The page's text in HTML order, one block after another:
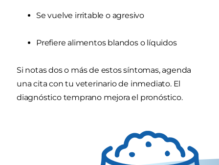
Se vuelve irritable o agresivo
Prefiere alimentos blandos o líquidos
Si notas dos o más de estos síntomas, agenda
una cita con tu veterinario de inmediato. El
diagnóstico temprano mejora el pronóstico.